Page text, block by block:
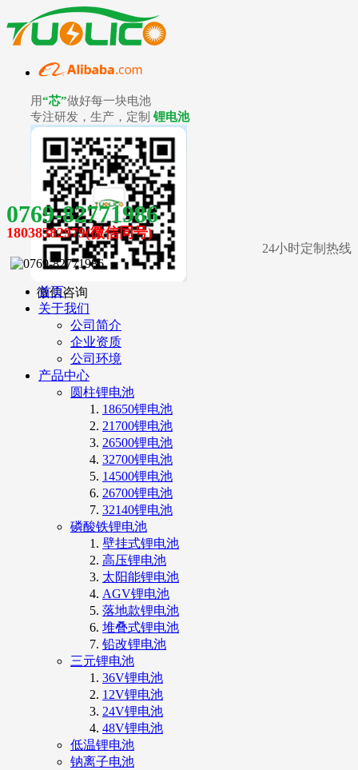
用“芯”做好每一块电池
专注研发，生产，定制 锂电池
微信咨询
0769-82771986
18038382979(微信同号)
24小时定制热线
首页
关于我们
公司简介
企业资质
公司环境
产品中心
圆柱锂电池
18650锂电池
21700锂电池
26500锂电池
32700锂电池
14500锂电池
26700锂电池
32140锂电池
磷酸铁锂电池
壁挂式锂电池
高压锂电池
太阳能锂电池
AGV锂电池
落地款锂电池
堆叠式锂电池
铅改锂电池
三元锂电池
36V锂电池
12V锂电池
24V锂电池
48V锂电池
低温锂电池
钠离子电池